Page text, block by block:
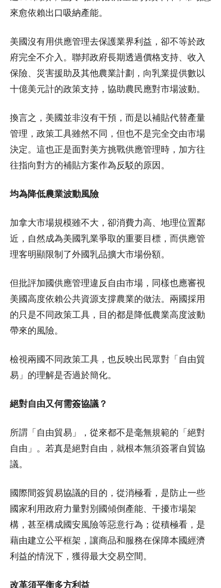
來愈依賴出口吸納產能。
美國沒有用供應管理去保護業界利益，卻不等於政
府完全不介入。聯邦政府長期透過價格支持、收入
保險、災害援助及其他農業計劃，向乳業提供數以
十億美元計的政策支持，協助農民應對市場波動。
換言之，美國並非沒有干預，而是以補貼代替產量
管理，政策工具雖然不同，但也不是完全交由市場
決定。這也正是面對美方挑戰供應管理時，加方往
往指向對方的補貼方案作為反駁的原因。
均為降低農業波動風險
加拿大市場規模雖不大，卻消費力高、地理位置鄰
近，自然成為美國乳業爭取的重要目標，而供應管
理客明顯限制了外國乳品擴大市場份額。
但批評加國供應管理違反自由市場，同樣也應審視
美國高度依賴公共資源支撐農業的做法。兩國採用
的只是不同政策工具，目的都是降低農業高度波動
帶來的風險。
檢視兩國不同政策工具，也反映出民眾對「自由貿
易」的理解是否過於簡化。
絕對自由又何需簽協議？
所謂「自由貿易」，從來都不是毫無規範的「絕對
自由」。若真是絕對自由，就根本無須簽署自貿協
議。
國際間簽貿易協議的目的，從消極看，是防止一些
國家利用政府力量對別國傾倒產能、干擾市場架
構，甚至構成國安風險等惡意行為；從積極看，是
藉由建立公平框架，讓商品和服務在保障本國經濟
利益的情況下，獲得最大交易空間。
改革須平衡多方利益